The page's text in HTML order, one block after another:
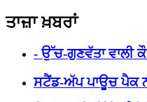
ਤਾਜ਼ਾ ਖ਼ਬਰਾਂ
- ਉੱਚ-ਗੁਣਵੱਤਾ ਵਾਲੀ
ਸਟੈਂਡ-ਅੱਪ ਪਾਊਚ ਪੈਕ